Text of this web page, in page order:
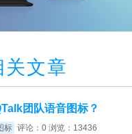
关文章
团队语音图标？
标 评论：0 浏览：13436